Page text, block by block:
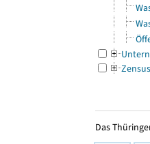
Zensus
Das